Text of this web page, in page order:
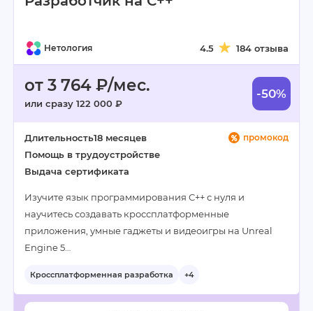
Нетология 4.5 184 отзыва
от 3 764 ₽/мес.
или сразу 122 000 ₽
-50%
промокод
Длительность18 месяцев
Помощь в трудоустройстве
Выдача сертификата
Изучите язык программирования C++ с нуля и
научитесь создавать кроссплатформенные
приложения, умные гаджеты и видеоигры на Unreal
Engine 5…
Кроссплатформенная разработка +4